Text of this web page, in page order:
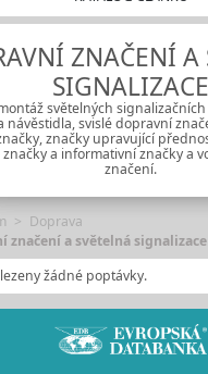
ZNAČENÍ A
SIGNALIZACE
světelných
návěstidla, svislé dopravní
značky upravující
značky a informativní značky a
značení.
Doprava
značení a světelná signalizace
žádné poptávky.